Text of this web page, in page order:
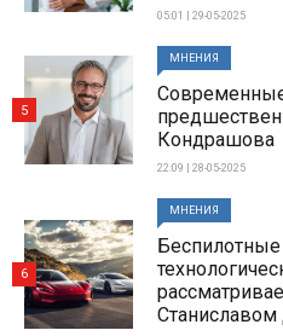
05:01 | 29-05-2025
МНЕНИЯ
Кондрашова
22:09 | 28-05-2025
5
МНЕНИЯ
Беспилотные
6